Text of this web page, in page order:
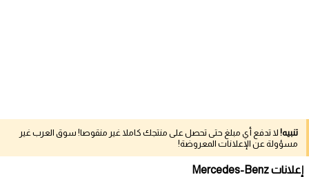
تنبيه! لا تدفع أي مبلغ حتى تحصل على منتجك كاملا غير منقوصا! سوق العرب غير
مسؤولة عن الإعلانات المعروضة!
إعلانات Mercedes-Benz